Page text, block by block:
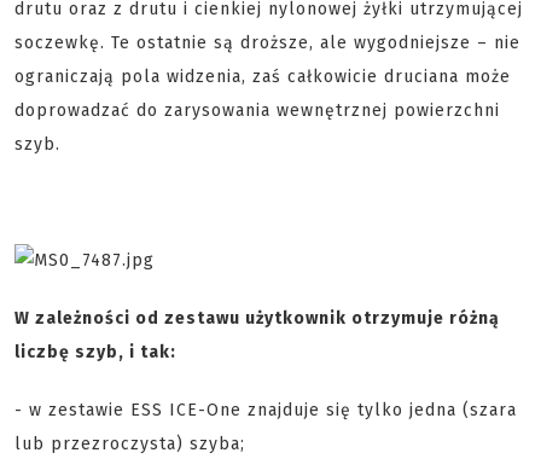
drutu oraz z drutu i cienkiej nylonowej żyłki utrzymującej
soczewkę. Te ostatnie są droższe, ale wygodniejsze – nie
ograniczają pola widzenia, zaś całkowicie druciana może
doprowadzać do zarysowania wewnętrznej powierzchni
szyb.
W zależności od zestawu użytkownik otrzymuje różną
liczbę szyb, i tak:
- w zestawie ESS ICE-One znajduje się tylko jedna (szara
lub przezroczysta) szyba;